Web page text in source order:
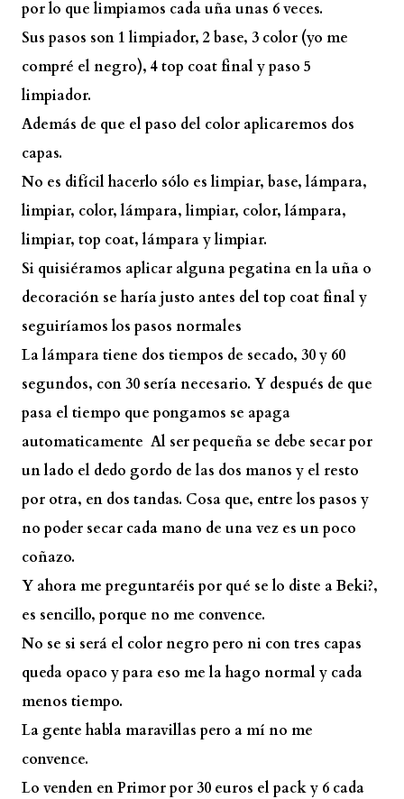
por lo que limpiamos cada uña unas 6 veces.
Sus pasos son 1 limpiador, 2 base, 3 color (yo me
compré el negro), 4 top coat final y paso 5
limpiador.
Además de que el paso del color aplicaremos dos
capas.
No es difícil hacerlo sólo es limpiar, base, lámpara,
limpiar, color, lámpara, limpiar, color, lámpara,
limpiar, top coat, lámpara y limpiar.
Si quisiéramos aplicar alguna pegatina en la uña o
decoración se haría justo antes del top coat final y
seguiríamos los pasos normales
La lámpara tiene dos tiempos de secado, 30 y 60
segundos, con 30 sería necesario. Y después de que
pasa el tiempo que pongamos se apaga
automaticamente Al ser pequeña se debe secar por
un lado el dedo gordo de las dos manos y el resto
por otra, en dos tandas. Cosa que, entre los pasos y
no poder secar cada mano de una vez es un poco
coñazo.
Y ahora me preguntaréis por qué se lo diste a Beki?,
es sencillo, porque no me convence.
No se si será el color negro pero ni con tres capas
queda opaco y para eso me la hago normal y cada
menos tiempo.
La gente habla maravillas pero a mí no me
convence.
Lo venden en Primor por 30 euros el pack y 6 cada